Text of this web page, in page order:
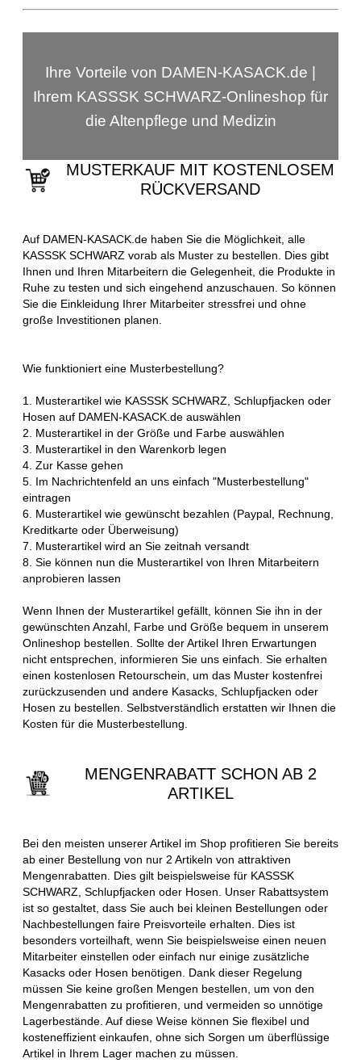
Ihre Vorteile von DAMEN-KASACK.de |
Ihrem KASSSK SCHWARZ-Onlineshop für
die Altenpflege und Medizin
MUSTERKAUF MIT KOSTENLOSEM
RÜCKVERSAND
Auf DAMEN-KASACK.de haben Sie die Möglichkeit, alle
KASSSK SCHWARZ vorab als Muster zu bestellen. Dies gibt
Ihnen und Ihren Mitarbeitern die Gelegenheit, die Produkte in
Ruhe zu testen und sich eingehend anzuschauen. So können
Sie die Einkleidung Ihrer Mitarbeiter stressfrei und ohne
große Investitionen planen.
Wie funktioniert eine Musterbestellung?
1. Musterartikel wie KASSSK SCHWARZ, Schlupfjacken oder
Hosen auf DAMEN-KASACK.de auswählen
2. Musterartikel in der Größe und Farbe auswählen
3. Musterartikel in den Warenkorb legen
4. Zur Kasse gehen
5. Im Nachrichtenfeld an uns einfach "Musterbestellung"
eintragen
6. Musterartikel wie gewünscht bezahlen (Paypal, Rechnung,
Kreditkarte oder Überweisung)
7. Musterartikel wird an Sie zeitnah versandt
8. Sie können nun die Musterartikel von Ihren Mitarbeitern
anprobieren lassen
Wenn Ihnen der Musterartikel gefällt, können Sie ihn in der
gewünschten Anzahl, Farbe und Größe bequem in unserem
Onlineshop bestellen. Sollte der Artikel Ihren Erwartungen
nicht entsprechen, informieren Sie uns einfach. Sie erhalten
einen kostenlosen Retourschein, um das Muster kostenfrei
zurückzusenden und andere Kasacks, Schlupfjacken oder
Hosen zu bestellen. Selbstverständlich erstatten wir Ihnen die
Kosten für die Musterbestellung.
MENGENRABATT SCHON AB 2
ARTIKEL
Bei den meisten unserer Artikel im Shop profitieren Sie bereits
ab einer Bestellung von nur 2 Artikeln von attraktiven
Mengenrabatten. Dies gilt beispielsweise für KASSSK
SCHWARZ, Schlupfjacken oder Hosen. Unser Rabattsystem
ist so gestaltet, dass Sie auch bei kleinen Bestellungen oder
Nachbestellungen faire Preisvorteile erhalten. Dies ist
besonders vorteilhaft, wenn Sie beispielsweise einen neuen
Mitarbeiter einstellen oder einfach nur einige zusätzliche
Kasacks oder Hosen benötigen. Dank dieser Regelung
müssen Sie keine großen Mengen bestellen, um von den
Mengenrabatten zu profitieren, und vermeiden so unnötige
Lagerbestände. Auf diese Weise können Sie flexibel und
kosteneffizient einkaufen, ohne sich Sorgen um überflüssige
Artikel in Ihrem Lager machen zu müssen.